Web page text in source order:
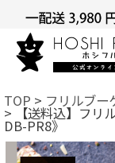
TOP フリルブー
【送料込】フ
DB-PR8》